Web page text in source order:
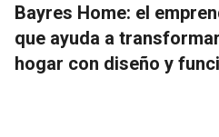
Bayres Home: el
que ayuda a
hogar con diseño y